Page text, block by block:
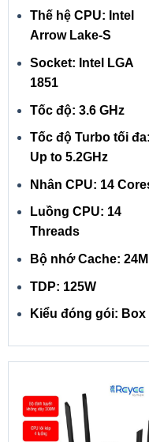
Thế hệ CPU: Intel
Arrow Lake-S
Socket: Intel LGA
1851
Tốc độ: 3.6 GHz
Tốc độ Turbo tối đa:
Up to 5.2GHz
Nhân CPU: 14
Luồng CPU: 14
Threads
Bộ nhớ Cache:
TDP: 125W
Kiểu đóng gói: Box